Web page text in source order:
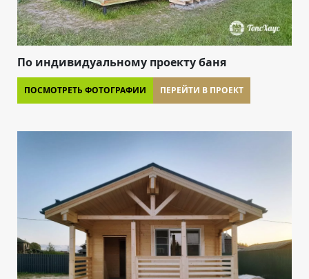
По индивидуальному проекту баня
ПОСМОТРЕТЬ ФОТОГРАФИИ ПЕРЕЙТИ В ПРОЕКТ